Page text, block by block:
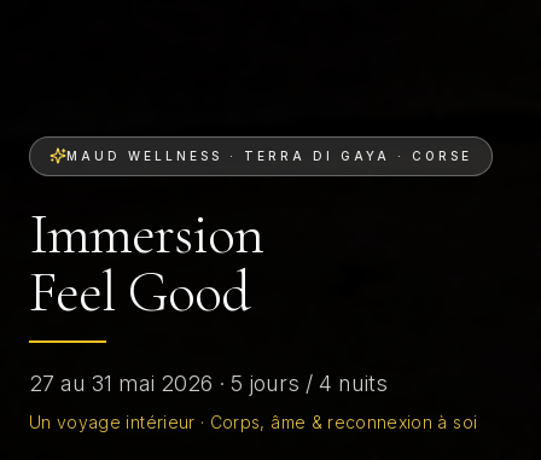
MAUD WELLNESS · TERRA DI GAYA · CORSE
Immersion
Feel Good
27 au 31 mai 2026 · 5 jours / 4 nuits
Un voyage intérieur · Corps, âme & reconnexion à soi